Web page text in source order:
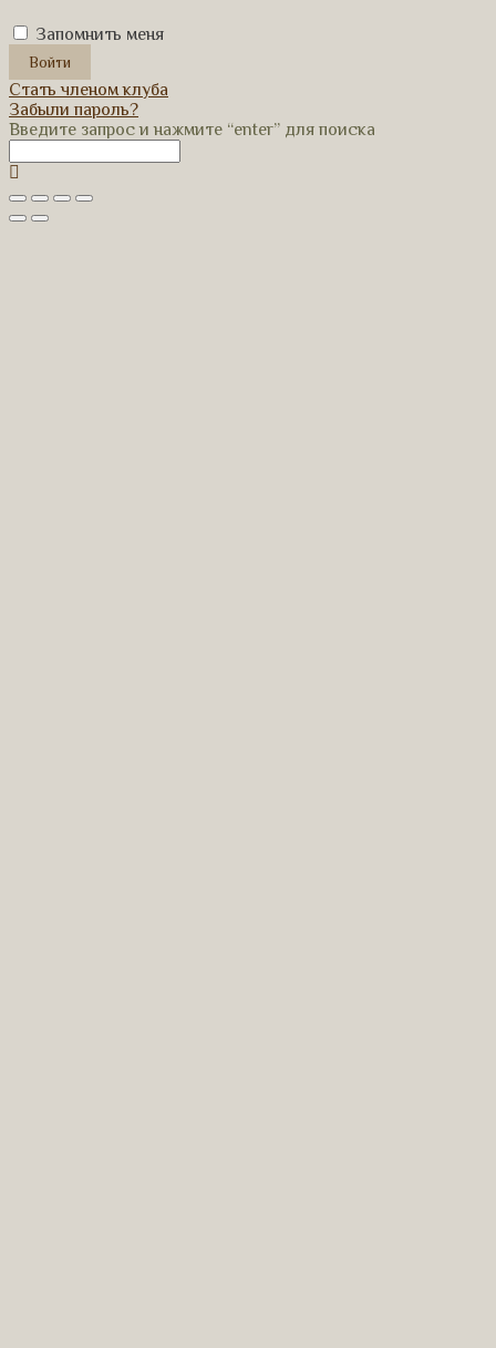
Запомнить меня
Стать членом клуба
Забыли пароль?
Введите запрос и нажмите “enter” для поиска